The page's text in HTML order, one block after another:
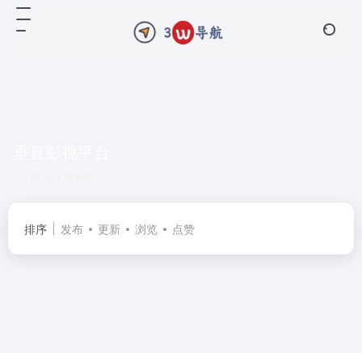
排序 发布 更新 浏览 点赞